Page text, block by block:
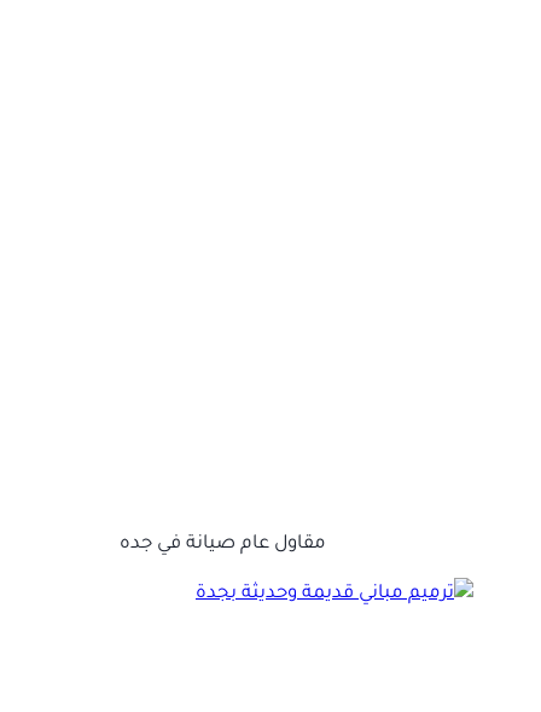
مقاول عام صيانة في جده